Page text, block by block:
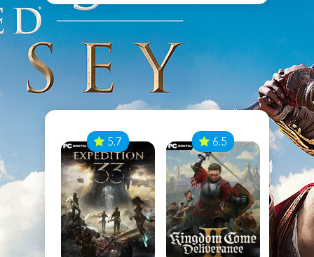
5.7 6.5